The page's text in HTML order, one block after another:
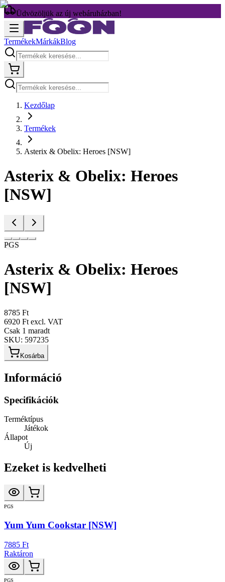
Üdvözöljük az új webáruházban!
TermékekMárkákBlog
Kezdőlap
Termékek
Asterix & Obelix: Heroes [NSW]
Asterix & Obelix: Heroes
[NSW]
PGS
Asterix & Obelix: Heroes
[NSW]
8785 Ft
6920 Ft excl. VAT
Csak 1 maradt
SKU: 597235
Kosárba
Információ
Specifikációk
Terméktípus
Játékok
Állapot
Új
Ezeket is kedvelheti
PGS
Yum Yum Cookstar [NSW]
7885 Ft
Raktáron
PGS